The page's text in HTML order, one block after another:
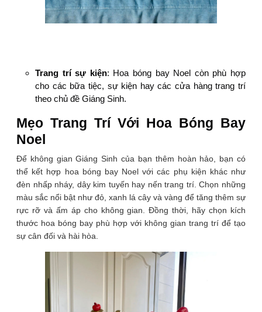
Trang trí sự kiện: Hoa bóng bay Noel còn phù hợp
cho các bữa tiệc, sự kiện hay các cửa hàng trang trí
theo chủ đề Giáng Sinh.
Mẹo Trang Trí Với Hoa Bóng Bay
Noel
Để không gian Giáng Sinh của bạn thêm hoàn hảo, bạn có
thể kết hợp hoa bóng bay Noel với các phụ kiện khác như
đèn nhấp nháy, dây kim tuyến hay nến trang trí. Chọn những
màu sắc nổi bật như đỏ, xanh lá cây và vàng để tăng thêm sự
rực rỡ và ấm áp cho không gian. Đồng thời, hãy chọn kích
thước hoa bóng bay phù hợp với không gian trang trí để tạo
sự cân đối và hài hòa.